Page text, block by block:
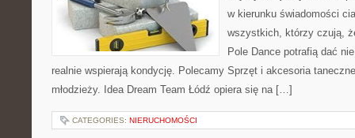
w kierunku świadomości
wszystkich, którzy czują,
Pole Dance potrafią dać
realnie wspierają kondycję. Polecamy Sprzęt i akcesoria
młodzieży. Idea Dream Team Łódź opiera się na […]
CATEGORIES: NIERUCHOMOŚCI